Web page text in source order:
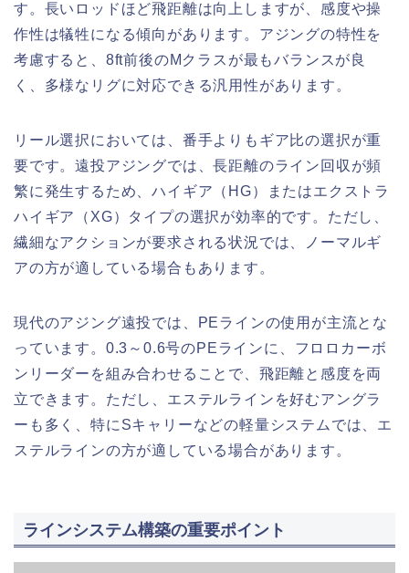
す。長いロッドほど飛距離は向上しますが、感度や操
作性は犠牲になる傾向があります。アジングの特性を
考慮すると、8ft前後のMクラスが最もバランスが良
く、多様なリグに対応できる汎用性があります。
リール選択においては、番手よりもギア比の選択が重
要です。遠投アジングでは、長距離のライン回収が頻
繁に発生するため、ハイギア（HG）またはエクストラ
ハイギア（XG）タイプの選択が効率的です。ただし、
繊細なアクションが要求される状況では、ノーマルギ
アの方が適している場合もあります。
現代のアジング遠投では、PEラインの使用が主流とな
っています。0.3～0.6号のPEラインに、フロロカーボ
ンリーダーを組み合わせることで、飛距離と感度を両
立できます。ただし、エステルラインを好むアングラ
ーも多く、特にSキャリーなどの軽量システムでは、エ
ステルラインの方が適している場合があります。
ラインシステム構築の重要ポイント